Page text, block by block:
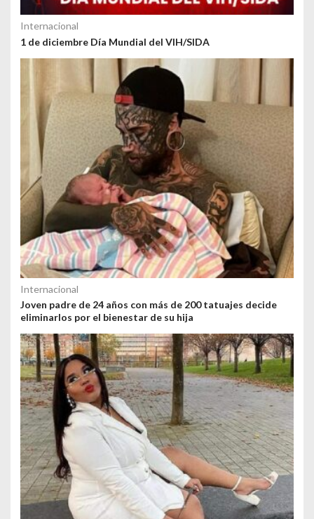
Internacional
1 de diciembre Día Mundial del VIH/SIDA
Internacional
Joven padre de 24 años con más de 200 tatuajes decide
eliminarlos por el bienestar de su hija